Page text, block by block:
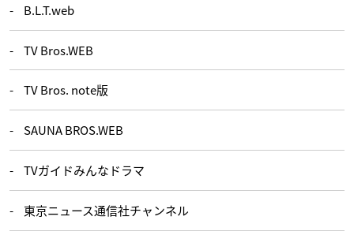
B.L.T.web
TV Bros.WEB
TV Bros. note版
SAUNA BROS.WEB
TVガイドみんなドラマ
東京ニュース通信社チャンネル